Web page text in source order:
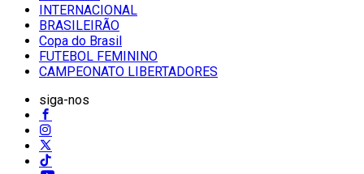
INTERNACIONAL
BRASILEIRÃO
Copa do Brasil
FUTEBOL FEMININO
CAMPEONATO LIBERTADORES
siga-nos